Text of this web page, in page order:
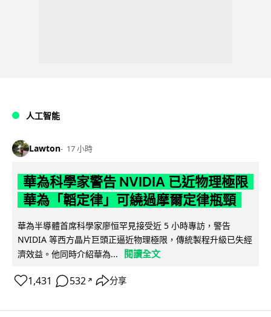
人工智能
Lawton 17 小時
華為科學家警告 NVIDIA 已近物理極限
華為「韜定律」可繞過摩爾定律瓶頸
華為半導體首席科學家廖恒罕見接受近 5 小時專訪，警告
NVIDIA 等西方晶片巨頭正逼近物理極限，傳統製程升級已失經
濟效益。他同時介紹華為...
閱讀全文
1,431 532 ↗ 分享